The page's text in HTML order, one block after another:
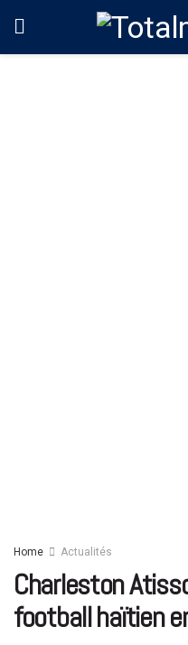
Home Actualités
Charleston
football haïtien